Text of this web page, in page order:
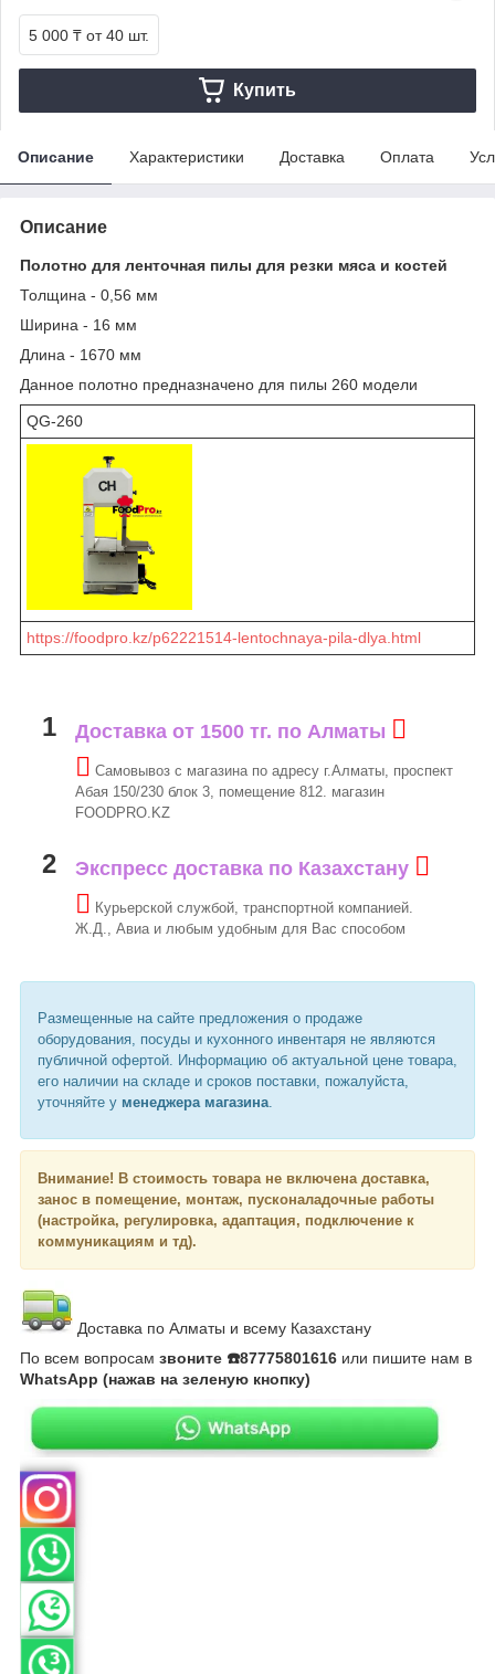
5 000 ₸ от 40 шт.
Купить
Описание Характеристики Доставка Оплата
Описание
Полотно для ленточная пилы для резки мяса и костей
Толщина - 0,56 мм
Ширина - 16 мм
Длина - 1670 мм
Данное полотно предназначено для пилы 260 модели
QG-260
https://foodpro.kz/p62221514-lentochnaya-pila-dlya.html
1 Доставка от 1500 тг. по Алматы
Самовывоз с магазина по адресу г.Алматы, проспект
Абая 150/230 блок 3, помещение 812. магазин
FOODPRO.KZ
2 Экспресс доставка по Казахстану
Курьерской службой, транспортной компанией.
Ж.Д., Авиа и любым удобным для Вас способом
Размещенные на сайте предложения о продаже
оборудования, посуды и кухонного инвентаря не являются
публичной офертой. Информацию об актуальной цене товара,
его наличии на складе и сроков поставки, пожалуйста,
уточняйте у менеджера магазина
Внимание! В стоимость товара не включена доставка,
занос в помещение, монтаж, пусконаладочные работы
(настройка, регулировка, адаптация, подключение к
коммуникациям и тд).
Доставка по Алматы и всему Казахстану
По всем вопросам звоните ☎️87775801616 или пишите нам в
WhatsApp (нажав на зеленую кнопку)